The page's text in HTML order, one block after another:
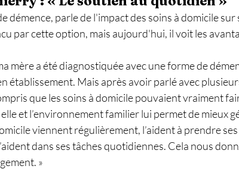
démence, parle de l'impact des soins à domicile
par cette option, mais aujourd'hui, il voit les
mère a été diagnostiquée avec une forme de
établissement. Mais après avoir parlé avec
que les soins à domicile pouvaient vraiment
et l’environnement familier lui permet de mieux
viennent régulièrement, l’aident à prendre
dans ses tâches quotidiennes. Cela nous
»